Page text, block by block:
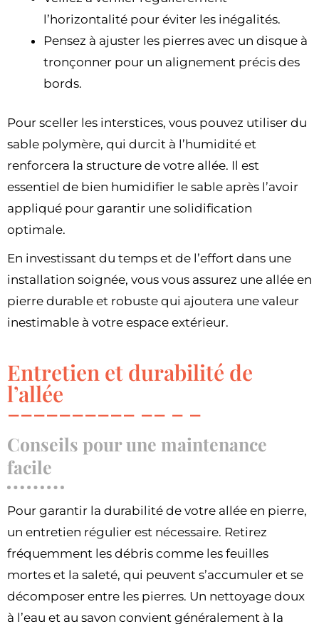
l’horizontalité pour éviter les inégalités.
Pensez à ajuster les pierres avec un disque à
tronçonner pour un alignement précis des
bords.
Pour sceller les interstices, vous pouvez utiliser du
sable polymère, qui durcit à l’humidité et
renforcera la structure de votre allée. Il est
essentiel de bien humidifier le sable après l’avoir
appliqué pour garantir une solidification
optimale.
En investissant du temps et de l’effort dans une
installation soignée, vous vous assurez une allée en
pierre durable et robuste qui ajoutera une valeur
inestimable à votre espace extérieur.
Entretien et durabilité de
l’allée
Conseils pour une maintenance
facile
Pour garantir la durabilité de votre allée en pierre,
un entretien régulier est nécessaire. Retirez
fréquemment les débris comme les feuilles
mortes et la saleté, qui peuvent s’accumuler et se
décomposer entre les pierres. Un nettoyage doux
à l’eau et au savon convient généralement à la